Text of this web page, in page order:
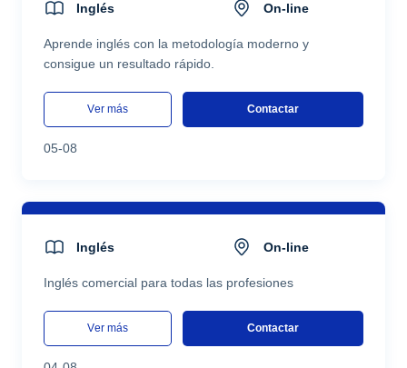
Inglés On-line
Aprende inglés con la metodología moderno y
consigue un resultado rápido.
ver más Contactar
05-08
Inglés On-line
Inglés comercial para todas las profesiones
ver más Contactar